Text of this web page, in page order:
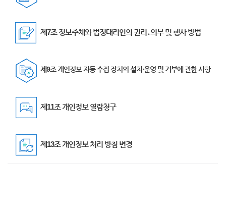
제7조 정보주체와 법정대리인의 권리․의무 및 행사 방법
제9조 개인정보 자동 수집 장치의 설치∙운영 및 거부에 관한 사항
제11조 개인정보 열람청구
제13조 개인정보 처리 방침 변경